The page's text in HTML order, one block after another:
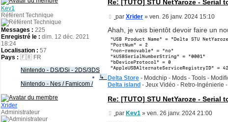
Re: [TUTO] STU NetYaroze - Serial
Message
par Xrider» ven. 26 janv. 2024 15:10
Ahah, je vais bientôt devoir faire un
Delta Store - Modchip - Mods - Tools -
Delta island - Jeux Vidéo - Retro-Ingénierie
Kev1
Référent Technique
Messages : 225
Enregistré le : dim. 12 déc. 2021
18:24
Localisation : 57
Pays : 🇫🇷 FR
Re: [TUTO] STU NetYaroze - Serial
Message
par Kev1» ven. 26 janv. 2024 21:00
Xrider
Administrateur
Nintendo - DS/DSi - 2DS/3DS
↳
Nintendo - Nes / Famicom /